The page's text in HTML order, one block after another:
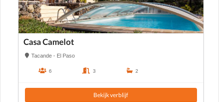
Casa Camelot
Tacande - El Paso
6 3 2
Bekijk verblijf